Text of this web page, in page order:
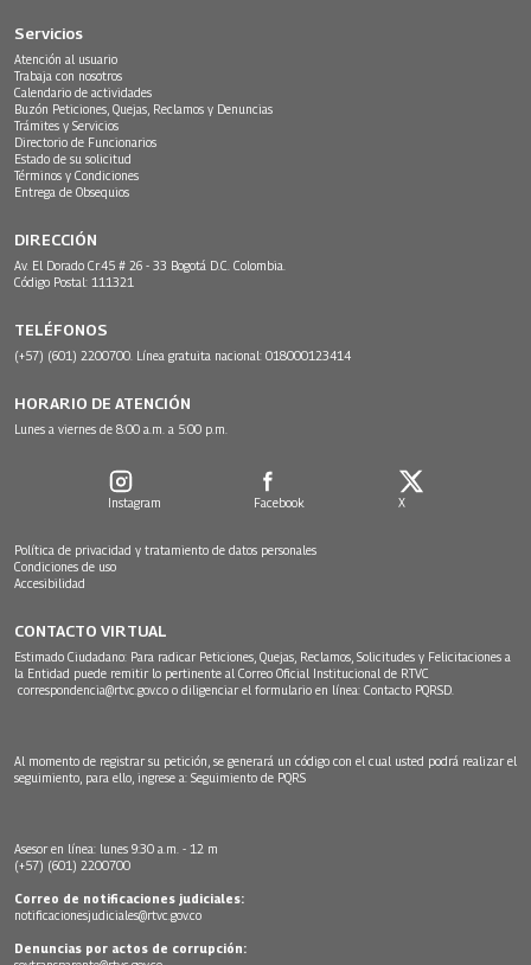
Servicios
Atención al usuario
Trabaja con nosotros
Calendario de actividades
Buzón Peticiones, Quejas, Reclamos y Denuncias
Trámites y Servicios
Directorio de Funcionarios
Estado de su solicitud
Términos y Condiciones
Entrega de Obsequios
DIRECCIÓN
Av. El Dorado Cr.45 # 26 - 33 Bogotá D.C. Colombia.
Código Postal: 111321
TELÉFONOS
(+57) (601) 2200700. Línea gratuita nacional: 018000123414
HORARIO DE ATENCIÓN
Lunes a viernes de 8:00 a.m. a 5:00 p.m.
Instagram Facebook X
Política de privacidad y tratamiento de datos personales
Condiciones de uso
Accesibilidad
CONTACTO VIRTUAL
Estimado Ciudadano: Para radicar Peticiones, Quejas, Reclamos, Solicitudes y Felicitaciones a
la Entidad puede remitir lo pertinente al Correo Oficial Institucional de RTVC
correspondencia@rtvc.gov.co o diligenciar el formulario en línea: Contacto PQRSD.
Al momento de registrar su petición, se generará un código con el cual usted podrá realizar el
seguimiento, para ello, ingrese a: Seguimiento de PQRS
Asesor en línea: lunes 9:30 a.m. - 12 m
(+57) (601) 2200700
Correo de notificaciones judiciales:
notificacionesjudiciales@rtvc.gov.co
Denuncias por actos de corrupción: